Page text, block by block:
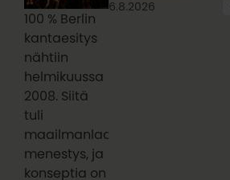
100 % Berlin
kantaesitys
nähtiin
helmikuussa
2008. Siitä
tuli
maailmanlaajuinen
menestys, ja
konseptia on
6.8.2026